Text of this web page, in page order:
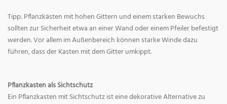
Tipp: Pflanzkästen mit hohen Gittern und einem starken Bewuchs
sollten zur Sicherheit etwa an einer Wand oder einem Pfeiler befestigt
werden. Vor allem im Außenbereich können starke Winde dazu
führen, dass der Kasten mit dem Gitter umkippt.
Pflanzkasten als Sichtschutz
Ein Pflanzkasten mit Sichtschutz ist eine dekorative Alternative zu